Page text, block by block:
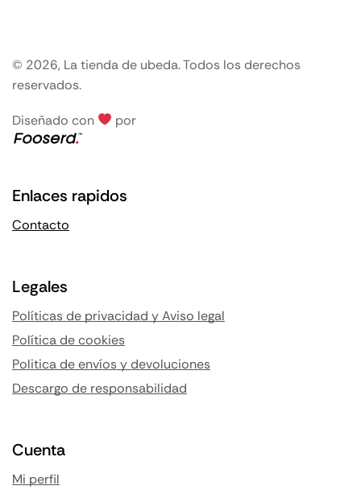
© 2026, La tienda de ubeda. Todos los derechos
reservados.
Diseñado con por
Enlaces rapidos
Contacto
Legales
Políticas de privacidad y Aviso legal
Política de cookies
Politica de envíos y devoluciones
Descargo de responsabilidad
Cuenta
Mi perfil